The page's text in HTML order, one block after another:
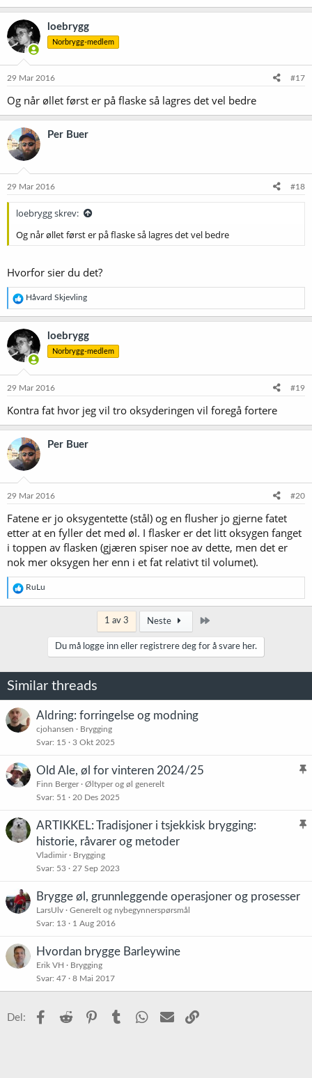
loebrygg
Norbrygg-medlem
29 Mar 2016 #17
Og når øllet først er på flaske så lagres det vel bedre
Per Buer
29 Mar 2016 #18
loebrygg skrev:
Og når øllet først er på flaske så lagres det vel bedre
Hvorfor sier du det?
R
e
a
k
s
j
o
e
:
Håvard Skjevling
loebrygg
Norbrygg-medlem
29 Mar 2016 #19
Kontra fat hvor jeg vil tro oksyderingen vil foregå fortere
Per Buer
29 Mar 2016 #20
Fatene er jo oksygentette (stål) og en flusher jo gjerne fatet
etter at en fyller det med øl. I flasker er det litt oksygen fanget
i toppen av flasken (gjæren spiser noe av dette, men det er
nok mer oksygen her enn i et fat relativt til volumet).
R
e
a
r
RuLu
1 av 3 Neste
Du må logge inn eller registrere deg for å svare her.
Similar threads
Aldring: forringelse og modning
cjohansen
Brygging
Svar 15 3 Okt 2025
K
t
Old Ale, øl for vinteren 2024/25
Finn Berger
Øltyper og øl generelt
Svar 51 20 Des 2025
K
ARTIKKEL: Tradisjoner i tsjekkisk brygging:
historie, råvarer og metoder
Vladimir
Brygging
Svar 53 27 Sep 2023
Brygge øl, grunnleggende operasjoner og prosesser
LarsUlv
Generelt og nybegynnerspørsmål
Svar 13 1 Aug 2016
Hvordan brygge Barleywine
Erik VH
Brygging
Svar 47 8 Mai 2017
Del: Facebook
Reddit PinterestTumblr WhatsApp
E-post